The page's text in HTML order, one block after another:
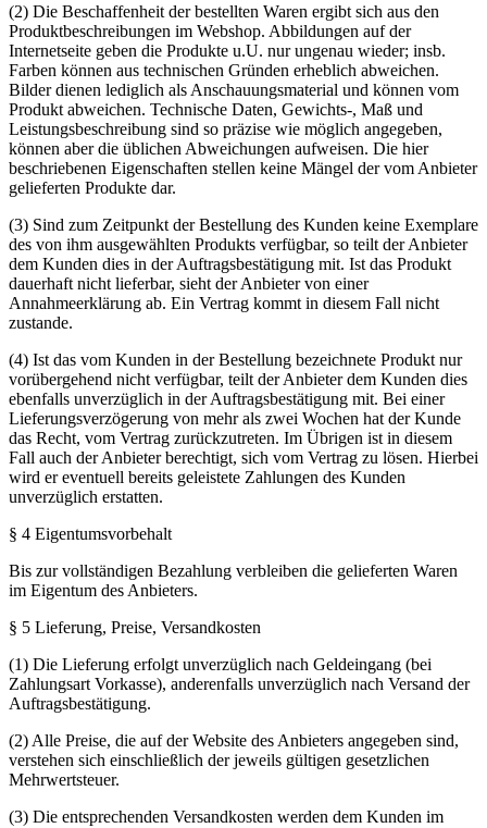
(2) Die Beschaffenheit der bestellten Waren ergibt sich aus den
Produktbeschreibungen im Webshop. Abbildungen auf der
Internetseite geben die Produkte u.U. nur ungenau wieder; insb.
Farben können aus technischen Gründen erheblich abweichen.
Bilder dienen lediglich als Anschauungsmaterial und können vom
Produkt abweichen. Technische Daten, Gewichts-, Maß und
Leistungsbeschreibung sind so präzise wie möglich angegeben,
können aber die üblichen Abweichungen aufweisen. Die hier
beschriebenen Eigenschaften stellen keine Mängel der vom Anbieter
gelieferten Produkte dar.
(3) Sind zum Zeitpunkt der Bestellung des Kunden keine Exemplare
des von ihm ausgewählten Produkts verfügbar, so teilt der Anbieter
dem Kunden dies in der Auftragsbestätigung mit. Ist das Produkt
dauerhaft nicht lieferbar, sieht der Anbieter von einer
Annahmeerklärung ab. Ein Vertrag kommt in diesem Fall nicht
zustande.
(4) Ist das vom Kunden in der Bestellung bezeichnete Produkt nur
vorübergehend nicht verfügbar, teilt der Anbieter dem Kunden dies
ebenfalls unverzüglich in der Auftragsbestätigung mit. Bei einer
Lieferungsverzögerung von mehr als zwei Wochen hat der Kunde
das Recht, vom Vertrag zurückzutreten. Im Übrigen ist in diesem
Fall auch der Anbieter berechtigt, sich vom Vertrag zu lösen. Hierbei
wird er eventuell bereits geleistete Zahlungen des Kunden
unverzüglich erstatten.
§ 4 Eigentumsvorbehalt
Bis zur vollständigen Bezahlung verbleiben die gelieferten Waren
im Eigentum des Anbieters.
§ 5 Lieferung, Preise, Versandkosten
(1) Die Lieferung erfolgt unverzüglich nach Geldeingang (bei
Zahlungsart Vorkasse), anderenfalls unverzüglich nach Versand der
Auftragsbestätigung.
(2) Alle Preise, die auf der Website des Anbieters angegeben sind,
verstehen sich einschließlich der jeweils gültigen gesetzlichen
Mehrwertsteuer.
(3) Die entsprechenden Versandkosten werden dem Kunden im